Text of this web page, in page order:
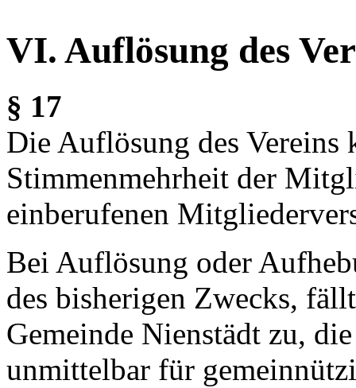
VI. Auflösung des
§ 17
Die Auflösung des
Stimmenmehrheit der
einberufenen
Bei Auflösung oder
des bisherigen Zwecks,
Gemeinde Nienstädt zu,
unmittelbar für